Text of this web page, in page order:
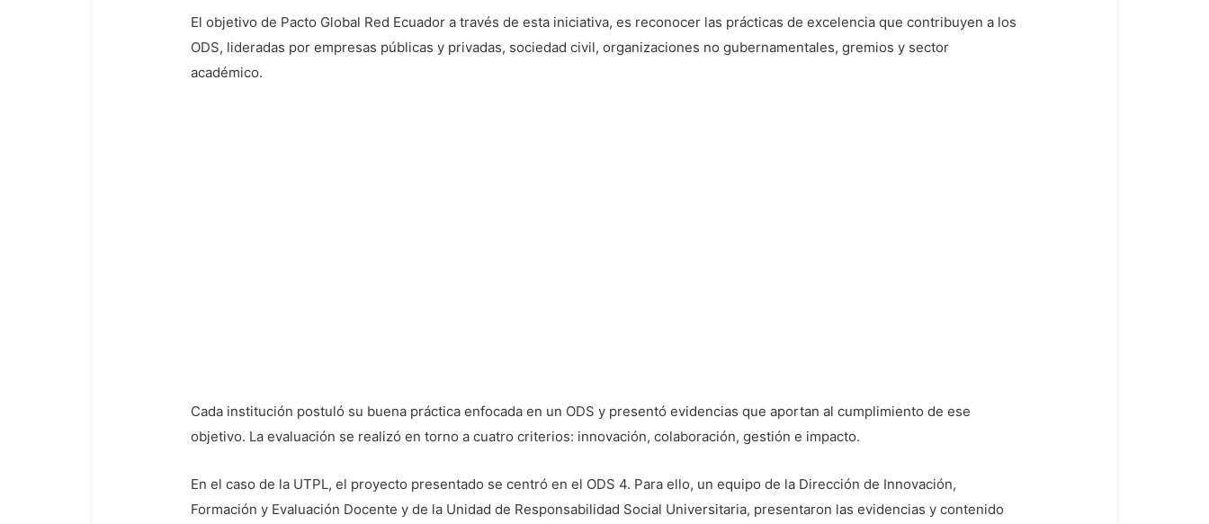
El objetivo de Pacto Global Red Ecuador a través de esta iniciativa, es reconocer las prácticas de excelencia que contribuyen a los
ODS, lideradas por empresas públicas y privadas, sociedad civil, organizaciones no gubernamentales, gremios y sector
académico.
Cada institución postuló su buena práctica enfocada en un ODS y presentó evidencias que aportan al cumplimiento de ese
objetivo. La evaluación se realizó en torno a cuatro criterios: innovación, colaboración, gestión e impacto.
En el caso de la UTPL, el proyecto presentado se centró en el ODS 4. Para ello, un equipo de la Dirección de Innovación,
Formación y Evaluación Docente y de la Unidad de Responsabilidad Social Universitaria, presentaron las evidencias y contenido